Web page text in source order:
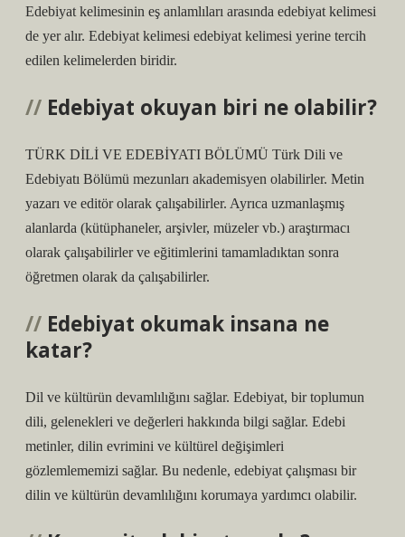
Edebiyat kelimesinin eş anlamlıları arasında edebiyat kelimesi
de yer alır. Edebiyat kelimesi edebiyat kelimesi yerine tercih
edilen kelimelerden biridir.
Edebiyat okuyan biri ne olabilir?
TÜRK DİLİ VE EDEBİYATI BÖLÜMÜ Türk Dili ve
Edebiyatı Bölümü mezunları akademisyen olabilirler. Metin
yazarı ve editör olarak çalışabilirler. Ayrıca uzmanlaşmış
alanlarda (kütüphaneler, arşivler, müzeler vb.) araştırmacı
olarak çalışabilirler ve eğitimlerini tamamladıktan sonra
öğretmen olarak da çalışabilirler.
Edebiyat okumak insana ne
katar?
Dil ve kültürün devamlılığını sağlar. Edebiyat, bir toplumun
dili, gelenekleri ve değerleri hakkında bilgi sağlar. Edebi
metinler, dilin evrimini ve kültürel değişimleri
gözlemlememizi sağlar. Bu nedenle, edebiyat çalışması bir
dilin ve kültürün devamlılığını korumaya yardımcı olabilir.